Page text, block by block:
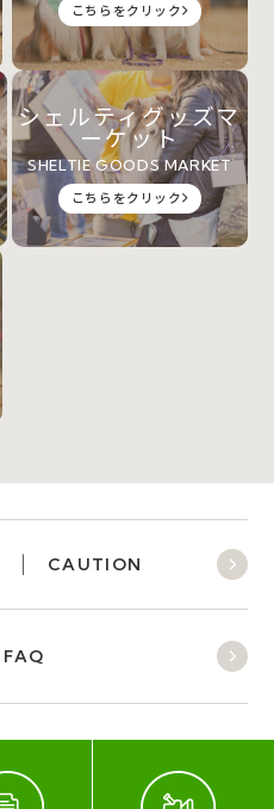
こちらをクリック
シェルティグッズマ
ーケット
SHELTIE GOODS MARKET
こちらをクリック
CAUTION
FAQ